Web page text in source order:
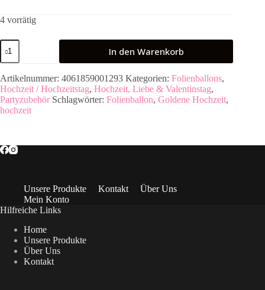
4 vorrätig
Folienballon
Herzen
50
Jahre
Menge
In den Warenkorb
Artikelnummer: 4061859001293 Kategorien: Folienballons,
Hochzeit / Hochzeitstag, Hochzeit, Liebe & Valentinstag,
Partyzubehör Schlagwörter: Folienballon, Goldene Hochzeit,
hochzeit
Unsere Produkte Kontakt
Über Uns
Mein Konto
Hilfreiche Links
Home
Unsere Produkte
Über Uns
Kontakt